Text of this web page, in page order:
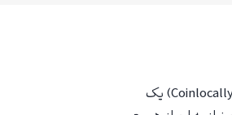
رتبه صرافی کوین لوکالی موضوعی است که امروز به آن خواهیم پرداخت. صرافی کوین لوکالی (Coinlocally) یک